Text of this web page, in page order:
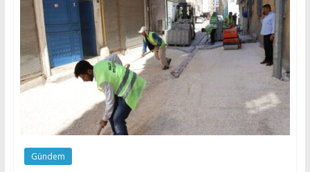
Gündem